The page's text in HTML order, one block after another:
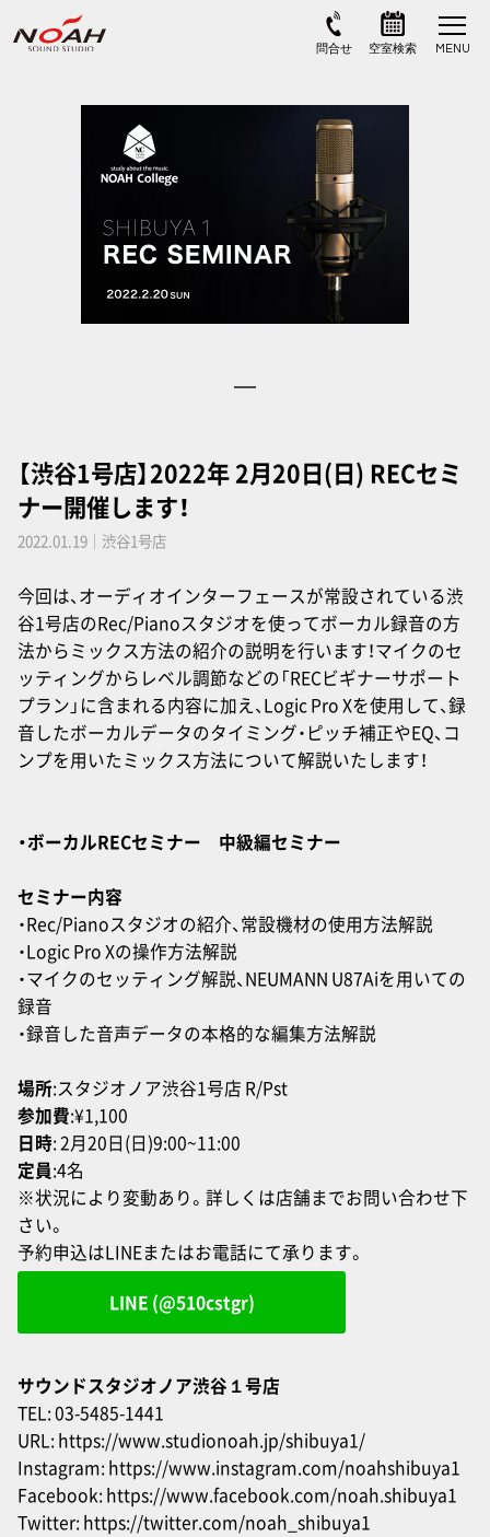
【渋谷1号店】2022年 2月20日(日) RECセミ
ナー開催します！
2022.01.19｜渋谷1号店
今回は、オーディオインターフェースが常設されている渋
谷1号店のRec/Pianoスタジオを使ってボーカル録音の方
法からミックス方法の紹介の説明を行います！マイクのセ
ッティングからレベル調節などの「RECビギナーサポート
プラン」に含まれる内容に加え、Logic Pro Xを使用して、録
音したボーカルデータのタイミング・ピッチ補正やEQ、コ
ンプを用いたミックス方法について解説いたします！
・ボーカルRECセミナー 中級編セミナー
セミナー内容
・Rec/Pianoスタジオの紹介、常設機材の使用方法解説
・Logic Pro Xの操作方法解説
・マイクのセッティング解説、NEUMANN U87Aiを用いての
録音
・録音した音声データの本格的な編集方法解説
場所:スタジオノア渋谷1号店 R/Pst
参加費:¥1,100
日時: 2月20日(日)9:00~11:00
定員:4名
※状況により変動あり。詳しくは店舗までお問い合わせ下
さい。
予約申込はLINEまたはお電話にて承ります。
LINE (@510cstgr)
サウンドスタジオノア渋谷１号店
TEL: 03-5485-1441
URL:https://www.studionoah.jp/shibuya1/
Instagram:https://www.instagram.com/noahshibuya1
Facebook:https://www.facebook.com/noah.shibuya1
Twitter:https://twitter.com/noah_shibuya1